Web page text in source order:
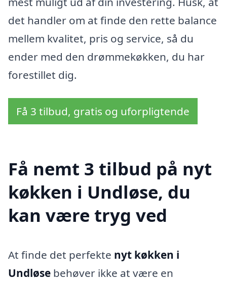
det handler om at finde den rette balance
mellem kvalitet, pris og service, så du
ender med den drømmekøkken, du har
forestillet dig.
Få 3 tilbud, gratis og uforpligtende
Få nemt 3 tilbud på nyt
køkken i Undløse, du
kan være tryg ved
At finde det perfekte nyt køkken i
Undløse behøver ikke at være en